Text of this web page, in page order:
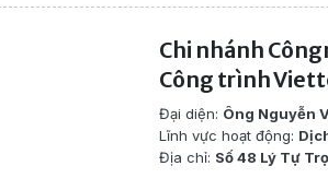
Chi nhánh
Công trình
Đại diện: Ông Nguyễn
Lĩnh vực hoạt động:
Địa chỉ: Số 48 Lý Tự